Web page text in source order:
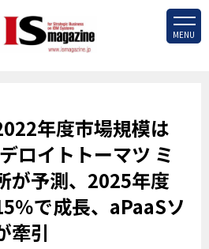
MENU
年度市場規模は
イトトーマツ ミ
が予測、2025年度
％で成長、aPaaSソ
牽引